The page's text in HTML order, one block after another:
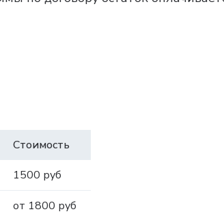
Стоимость
1500 руб
от 1800 руб